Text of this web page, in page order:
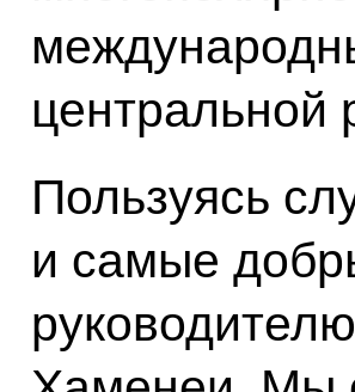
Пользуясь
и самые